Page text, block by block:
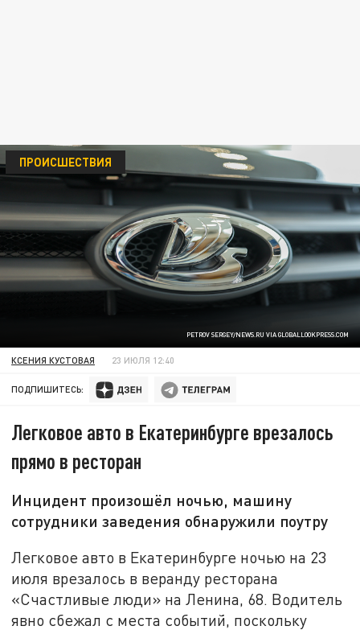
PETROV SERGEY/NEWS.RU VIA GLOBALLOOKPRESS.COM
ПРОИСШЕСТВИЯ
КСЕНИЯ КУСТОВАЯ 23 ИЮЛЯ 12:40
ПОДПИШИТЕСЬ:
Легковое авто в Екатеринбурге врезалось
прямо в ресторан
Инцидент произошёл ночью, машину
сотрудники заведения обнаружили поутру
Легковое авто в Екатеринбурге ночью на 23
июля врезалось в веранду ресторана
«Счастливые люди» на Ленина, 68. Водитель
явно сбежал с места событий, поскольку